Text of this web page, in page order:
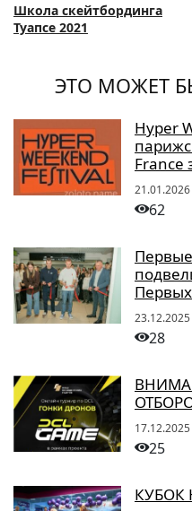
Школа скейтбординга
Туапсе 2021
ЭТО МОЖЕТ
Hyper
France
21.01.2026
62
Первые
23.12.2025
28
17.12.2025
25
КУБОК